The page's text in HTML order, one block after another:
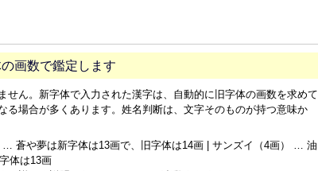
画数で鑑定します
ん。新字体で入力された漢字は、自動的に旧字体の画数を求めて
場合が多くあります。姓名判断は、文字そのものが持つ意味か
蒼や夢は新字体は13画で、旧字体は14画 | サンズイ（4画） … 油
体は13画